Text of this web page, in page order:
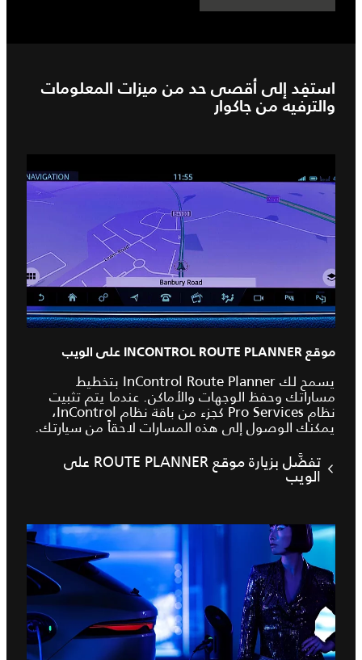
استفِد إلى أقصى حد من ميزات المعلومات
والترفيه من جاكوار
موقع INCONTROL ROUTE PLANNER على الويب
يسمح لك InControl Route Planner بتخطيط
مساراتك وحفظ الوجهات والأماكن. عندما يتم تثبيت
نظام Pro Services كجزء من باقة نظام InControl،
يمكنك الوصول إلى هذه المسارات لاحقاً من سيارتك.
تفضَّل بزيارة موقع ROUTE PLANNER على
الويب